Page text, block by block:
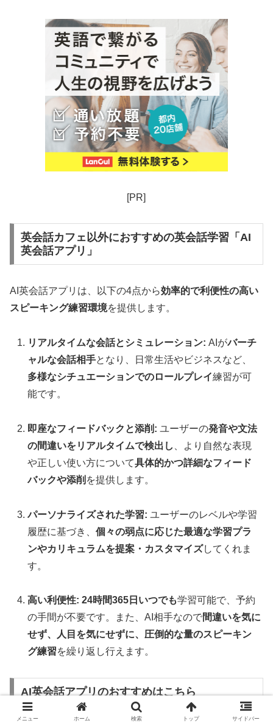
[PR]
英会話カフェ以外におすすめの英会話学習「AI
英会話アプリ」
AI英会話アプリは、以下の4点から効率的で利便性の高い
スピーキング練習環境を提供します。
リアルタイムな会話とシミュレーション: AIがバーチ
ャルな会話相手となり、日常生活やビジネスなど、
多様なシチュエーションでのロールプレイ練習が可
能です。
即座なフィードバックと添削: ユーザーの発音や文法
の間違いをリアルタイムで検出し
、より自然な表現
や正しい使い方について具体的かつ詳細なフィード
バックや添削 を提供します。
パーソナライズされた学習: ユーザーのレベルや学習
履歴に基づき、個々の弱点に応じた最適な学習プラ
ンやカリキュラムを提案・カスタマイズしてくれま
す。
高い利便性: 24時間365日いつでも学習可能で、予約
の手間が不要です。また、AI相手なので間違いを気に
せず、人目を気にせずに、圧倒的な量のスピーキン
グ練習を繰り返し行えます。
AI英会話アプリのおすすめはこちら
メニュー ホーム 検索 トップ サイドバー